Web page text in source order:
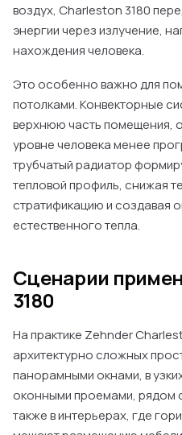
воздух, Charleston 3180
энергии через излучение,
нахождения человека.
Это особенно важно для
потолками. Конвекторные
верхнюю часть помещения,
уровне человека менее
трубчатый радиатор
тепловой профиль, снижая
стратификацию и создавая
естественного тепла.
Сценарии
3180
На практике Zehnder
архитектурно сложных
панорамными окнами, в
оконными проемами, рядом
также в интерьерах, где